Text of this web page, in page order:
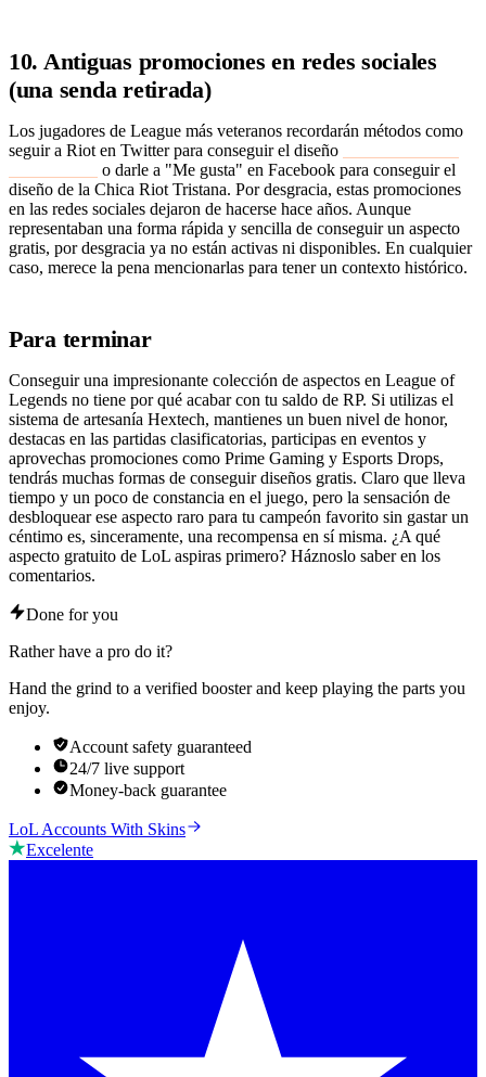
10. Antiguas promociones en redes sociales
(una senda retirada)
Los jugadores de League más veteranos recordarán métodos como
seguir a Riot en Twitter para conseguir el diseño
o darle a "Me gusta" en Facebook para conseguir el
diseño de la Chica Riot Tristana. Por desgracia, estas promociones
en las redes sociales dejaron de hacerse hace años. Aunque
representaban una forma rápida y sencilla de conseguir un aspecto
gratis, por desgracia ya no están activas ni disponibles. En cualquier
caso, merece la pena mencionarlas para tener un contexto histórico.
Para terminar
Conseguir una impresionante colección de aspectos en League of
Legends no tiene por qué acabar con tu saldo de RP. Si utilizas el
sistema de artesanía Hextech, mantienes un buen nivel de honor,
destacas en las partidas clasificatorias, participas en eventos y
aprovechas promociones como Prime Gaming y Esports Drops,
tendrás muchas formas de conseguir diseños gratis. Claro que lleva
tiempo y un poco de constancia en el juego, pero la sensación de
desbloquear ese aspecto raro para tu campeón favorito sin gastar un
céntimo es, sinceramente, una recompensa en sí misma. ¿A qué
aspecto gratuito de LoL aspiras primero? Háznoslo saber en los
comentarios.
Done for you
Rather have a pro do it?
Hand the grind to a verified booster and keep playing the parts you
enjoy.
Account safety guaranteed
24/7 live support
Money-back guarantee
LoL Accounts With Skins
Excelente